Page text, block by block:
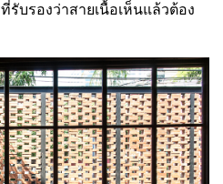
รับรองว่าสายเนื้อเห็นแล้วต้อง